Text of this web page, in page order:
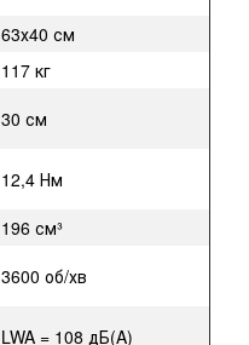
63х40 см
117 кг
30 см
12,4 Нм
196 см³
3600 об/хв
LWA = 108 дБ(A)